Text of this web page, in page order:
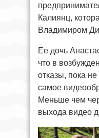
Калиянц,
Владимиром
Ее дочь
что в
отказы, пока
самое
Меньше чем
выхода видео